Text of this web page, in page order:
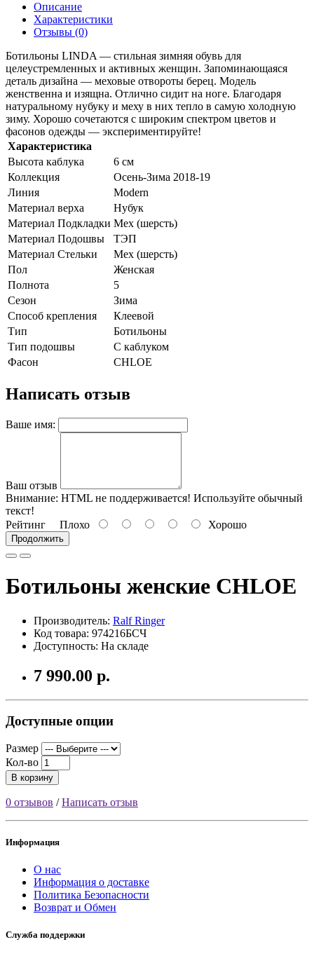
Описание
Характеристики
Отзывы (0)
Ботильоны LINDA — стильная зимняя обувь для
целеустремленных и активных женщин. Запоминающаяся
деталь дизайна — меховые отвороты берец. Модель
женственна и изящна. Отлично сидит на ноге. Благодаря
натуральному нубуку и меху в них тепло в самую холодную
зиму. Хорошо сочетаются с широким спектром цветов и
фасонов одежды — экспериментируйте!
Характеристика
Высота каблука
6 см
Коллекция
Осень-Зима 2018-19
Линия
Modern
Материал верха
Нубук
Материал Подкладки Мех (шерсть)
Материал Подошвы
ТЭП
Материал Стельки
Мех (шерсть)
Пол
Женская
Полнота
5
Сезон
Зима
Способ крепления
Клеевой
Тип
Ботильоны
Тип подошвы
С каблуком
Фасон
CHLOE
Написать отзыв
Ваше имя:
Ваш отзыв
Внимание: HTML не поддерживается! Используйте обычный
текст!
Рейтинг Плохо Хорошо
Продолжить
Ботильоны женские CHLOE
Производитель: Ralf Ringer
Код товара: 974216БСЧ
Доступность: На складе
7 990.00 р.
Доступные опции
Размер
Кол-во
В корзину
0 отзывов /Написать отзыв
Информация
О нас
Информация о доставке
Политика Безопасности
Возврат и Обмен
Служба поддержки